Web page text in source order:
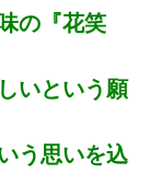
の『花笑
いという願
う思いを込